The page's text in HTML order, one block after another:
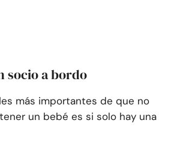
socio a bordo
más importantes de que no
un bebé es si solo hay una